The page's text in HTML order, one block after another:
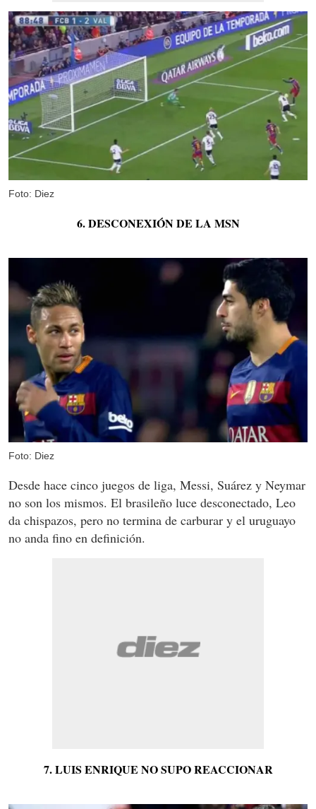
Foto: Diez
6. DESCONEXIÓN DE LA MSN
Foto: Diez
Desde hace cinco juegos de liga, Messi, Suárez y Neymar
no son los mismos. El brasileño luce desconectado, Leo
da chispazos, pero no termina de carburar y el uruguayo
no anda fino en definición.
7. LUIS ENRIQUE NO SUPO REACCIONAR